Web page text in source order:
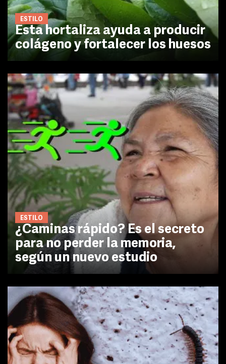
ESTILO
Esta hortaliza ayuda a producir
colágeno y fortalecer los huesos
ESTILO
¿Caminas rápido? Es el secreto
para no perder la memoria,
según un nuevo estudio